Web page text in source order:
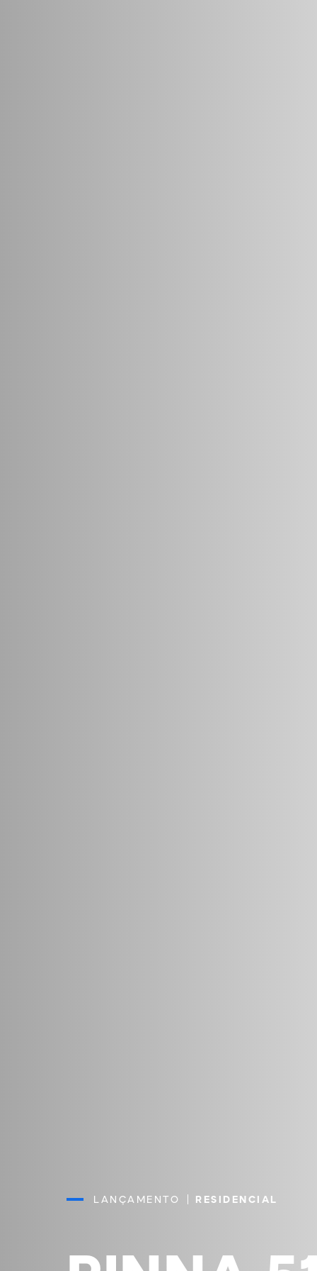
LANÇAMENTO RESIDENCIAL